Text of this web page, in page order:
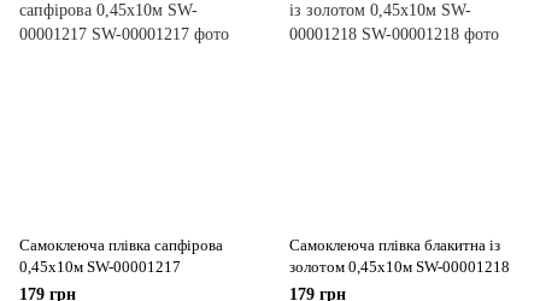
Самоклеюча плівка сапфірова
0,45х10м SW-00001217
179 грн
Самоклеюча плівка блакитна із
золотом 0,45х10м SW-00001218
179 грн